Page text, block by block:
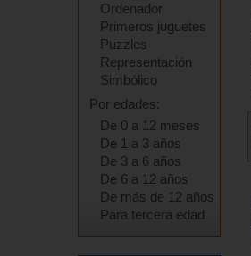
Ordenador
Primeros juguetes
Puzzles
Representación
Simbólico
Por edades:
De 0 a 12 meses
De 1 a 3 años
De 3 a 6 años
De 6 a 12 años
De más de 12 años
Para tercera edad